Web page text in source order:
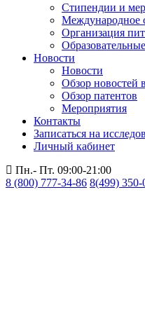
Стипендии и
Международное
Организация
Новости
Новости
Обзор новостей
Обзор патентов
Мероприятия
Контакты
Записаться на
Личный кабинет
Пн.- Пт. 09:00-21:00
8 (800) 777-34-86 8(499) 350-